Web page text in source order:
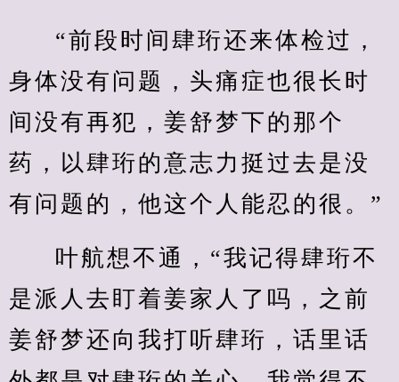
“前段时间肆珩还来体检过，
身体没有问题，头痛症也很长时
间没有再犯，姜舒梦下的那个
药，以肆珩的意志力挺过去是没
有问题的，他这个人能忍的很。”
叶航想不通，“我记得肆珩不
是派人去盯着姜家人了吗，之前
姜舒梦还向我打听肆珩，话里话